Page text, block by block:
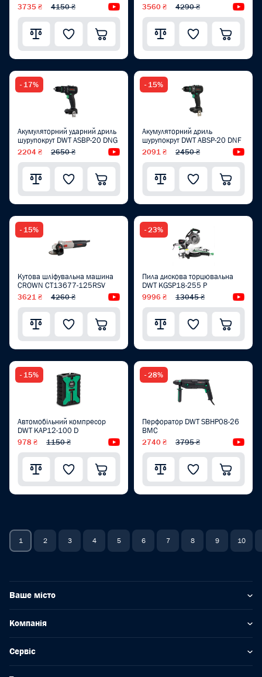
3735 ₴ 4150 ₴ Відеоогляд
3560 ₴ 4290 ₴
- 17%
Акумуляторний ударний дриль
шурупокрут DWT ASBP-20 DNG
2204 ₴ 2650 ₴ Відеоогляд
- 15%
Акумуляторний дриль
шурупокрут DWT ABSP-20 DNF
2091 ₴ 2450 ₴
- 15%
Кутова шліфувальна машина
CROWN CT13677-125RSV
3621 ₴ 4260 ₴ Відеоогляд
- 23%
Пила дискова торцювальна
DWT KGSP18-255 P
9996 ₴ 13045 ₴
- 15%
Автомобільний компресор
DWT KAP12-100 D
978 ₴ 1150 ₴ Відеоогляд
- 28%
Перфоратор DWT SBHP08-26
BMC
2740 ₴ 3795 ₴
1 2 3 4 5 6 7 8 9 10
Ваше місто
Компанія
Сервіс